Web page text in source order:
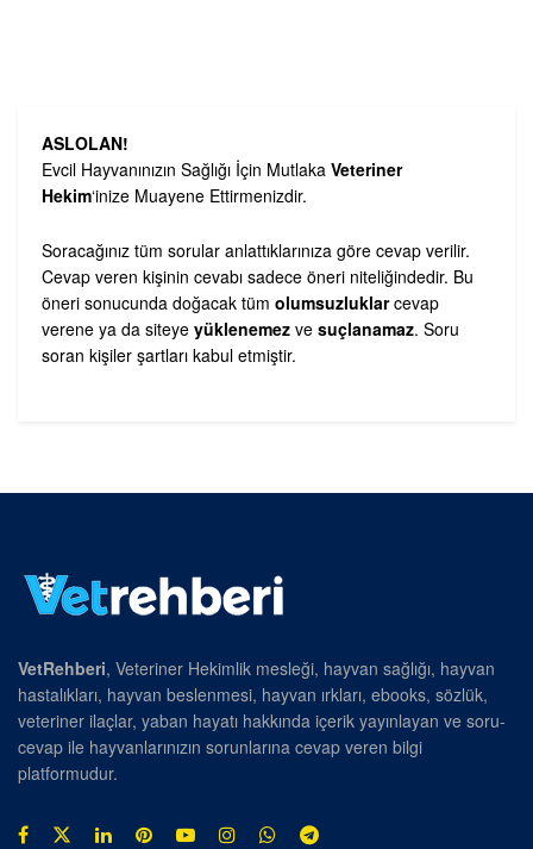
ASLOLAN!
Evcil Hayvanınızın Sağlığı İçin Mutlaka Veteriner
Hekim‘inize Muayene Ettirmenizdir.
Soracağınız tüm sorular anlattıklarınıza göre cevap verilir.
Cevap veren kişinin cevabı sadece öneri niteliğindedir. Bu
öneri sonucunda doğacak tüm olumsuzluklarcevap
verene ya da siteye yüklenemez ve suçlanamaz. Soru
soran kişiler şartları kabul etmiştir.
VetRehberi, Veteriner Hekimlik mesleği, hayvan sağlığı, hayvan
hastalıkları, hayvan beslenmesi, hayvan ırkları, ebooks, sözlük,
veteriner ilaçlar, yaban hayatı hakkında içerik yayınlayan ve soru-
cevap ile hayvanlarınızın sorunlarına cevap veren bilgi
platformudur.